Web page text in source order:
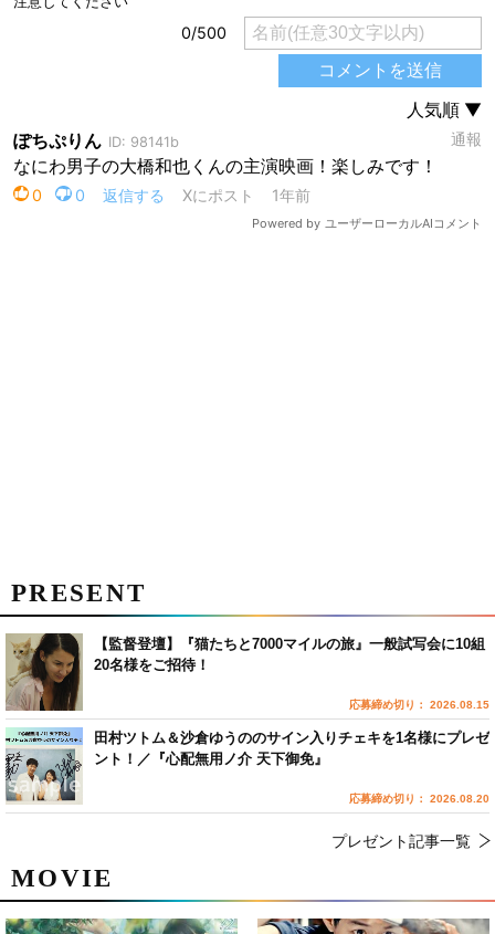
MOVIE
PRESENT
【監督登壇】『猫たちと7000マイルの旅』一般試写会に10組
20名様をご招待！
応募締め切り： 2026.08.15
田村ツトム＆沙倉ゆうののサイン入りチェキを1名様にプレゼ
ント！／『心配無用ノ介 天下御免』
応募締め切り： 2026.08.20
プレゼント記事一覧